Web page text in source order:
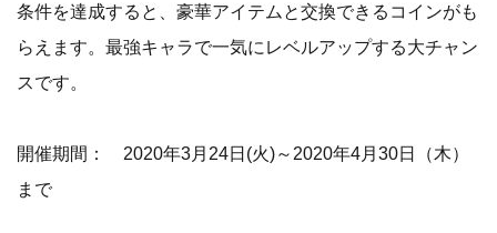
条件を達成すると、豪華アイテムと交換できるコインがも
らえます。最強キャラで一気にレベルアップする大チャン
スです。
開催期間： 2020年3月24日(火)～2020年4月30日（木）
まで